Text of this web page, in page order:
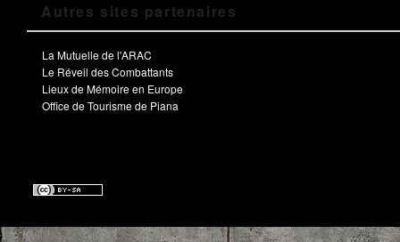
Autres sites partenaires
La Mutuelle de l'ARAC
Le Réveil des Combattants
Lieux de Mémoire en Europe
Office de Tourisme de Piana